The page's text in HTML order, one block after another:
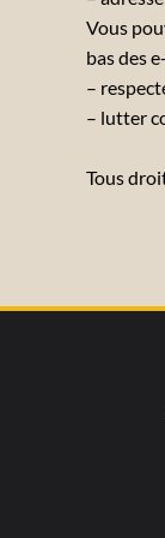
Vous
bas des
–
– lutter
Tous